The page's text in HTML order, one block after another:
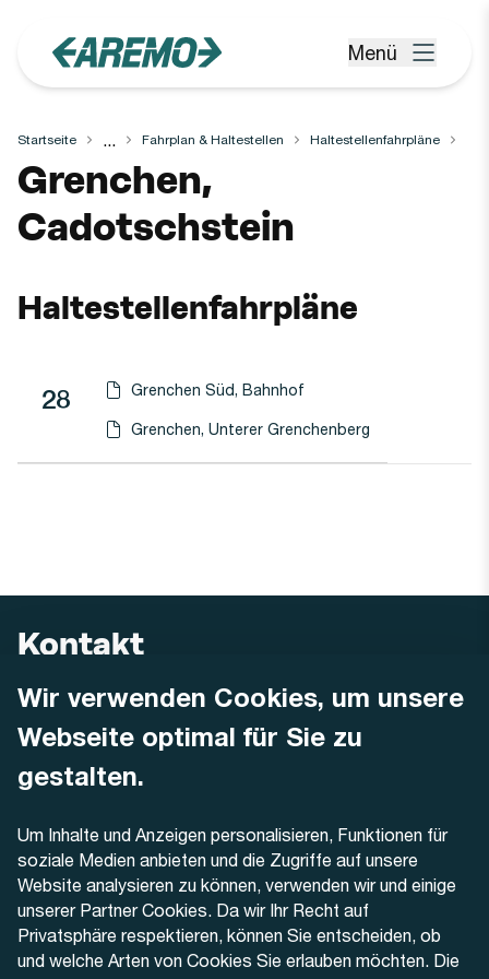
Wir verwenden Cookies, um unsere
Webseite optimal für Sie zu
gestalten.
Um Inhalte und Anzeigen personalisieren, Funktionen für
soziale Medien anbieten und die Zugriffe auf unsere
Website analysieren zu können, verwenden wir und einige
unserer Partner Cookies. Da wir Ihr Recht auf
Privatsphäre respektieren, können Sie entscheiden, ob
und welche Arten von Cookies Sie erlauben möchten. Die
Menü öffnen
Menü
Startseite ... Fahrplan & Haltestellen Haltestellenfahrpläne
Haltestelle
Grenchen,
Cadotschstein
Haltestellenfahrpläne
Linie Richtung
Linie
28 Haltestellen-PDF herunterladen für
Grenchen Süd, Bahnhof
(Öffnet in einen neuen Tab oder Fenster)
Haltestellen-PDF herunterladen für
Grenchen, Unterer Grenchenberg
(Öffnet in einen neuen Tab oder Fenster)
Kontakt
AREMO
Dornacherstrasse 48
4500 Solothurn
+41 32 622 37 22
Kontaktformular